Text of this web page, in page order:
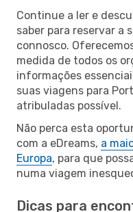
Continue a ler e
saber para reservar a
connosco.
medida de todos os
informações
suas viagens para
atribuladas possível.
Não perca esta
com a eDreams, a
Europa, para que
numa viagem
Dicas para